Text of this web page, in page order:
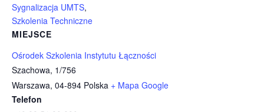
Sygnalizacja UMTS,
Szkolenia Techniczne
MIEJSCE
Ośrodek Szkolenia Instytutu Łączności
Szachowa, 1/756
Warszawa, 04-894 Polska + Mapa Google
Telefon